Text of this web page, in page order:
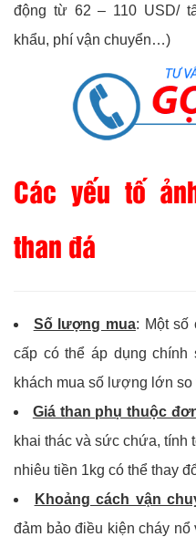
động từ 62 – 110 USD/
khẩu, phí vận chuyển…)
Các yếu tố
than đá
Số lượng mua: Một số
cấp có thể áp dụng chính
khách mua số lượng lớn so
Giá than phụ thuộc
khai thác và sức chứa, tính
nhiêu tiền 1kg có thể thay
Khoảng cách vận
đảm bảo điều kiện cháy nổ